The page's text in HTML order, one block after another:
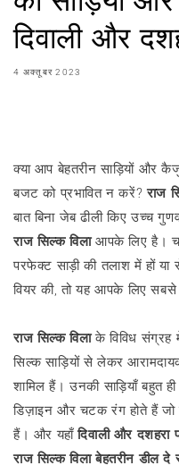
दिवाली और
4 अक्तूबर 2023
क्या आप बेहतरीन साड़ियों और
बजट को प्रभावित न करें?राज
बात बिना जेब ढीली किए उच्च
राज सिल्क विलाआपके लिए है।
परफेक्ट साड़ी की तलाश में हों
वियर की, तो यह आपके लिए
राज सिल्क विलाके विविध संग्रह
सिल्क साड़ियों से लेकर
शामिल हैं। उनकी साड़ियाँ बहुत
डिज़ाइन और चटक रंग होते हैं जो
हैं। और यहाँदिवाली और
राज सिल्क विला बेहतरीन डील